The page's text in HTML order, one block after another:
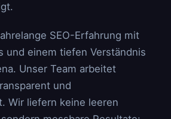
SEO-Erfahrung mit
und einem tiefen Verständnis
Unser Team arbeitet
und
Wir liefern keine leeren